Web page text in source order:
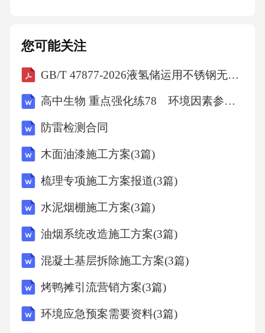
地 校内岗位技能 实训室校外综合 实习基地“全
真”教学、实训环境教学环境校内实训室建设 在
校内建有会计电算化实训室、ERP企业沙盘模拟
等校内专业实训室5个，安装有金蝶财务软件、
用友会计实训软件、财税一体化仿真软件等一
系列与会计有关的软件，能充分保证校内实训
要求。 校外实践基地 会计专业一直与深圳长江
开展深度校企合作，共建校外实训基地4个，每
年输送大量会计专业学生参与顶岗实习。借助
良好的合作平台，深度融合，共同制定人才培
养方案，共同开发新课程，为会计专业学生提
供广阔的实习、就业平台。数字化资源 网络教
您可能关注
GB/T 47877-2026液氢储运用不锈钢无缝钢管
高中生物 重点强化练78 环境因素参与调节植物的生命活动
防雷检测合同
木面油漆施工方案(3篇)
梳理专项施工方案报道(3篇)
水泥烟棚施工方案(3篇)
油烟系统改造施工方案(3篇)
混凝土基层拆除施工方案(3篇)
烤鸭摊引流营销方案(3篇)
环境应急预案需要资料(3篇)